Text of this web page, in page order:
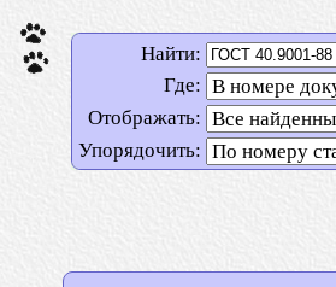
Найти:
Где:
Отображать:
Упорядочить: